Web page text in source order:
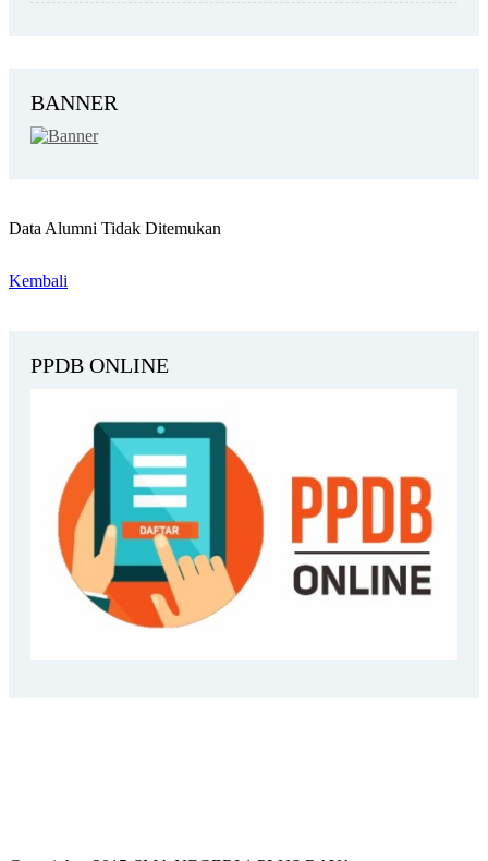
BANNER
Data Alumni Tidak Ditemukan
Kembali
PPDB ONLINE